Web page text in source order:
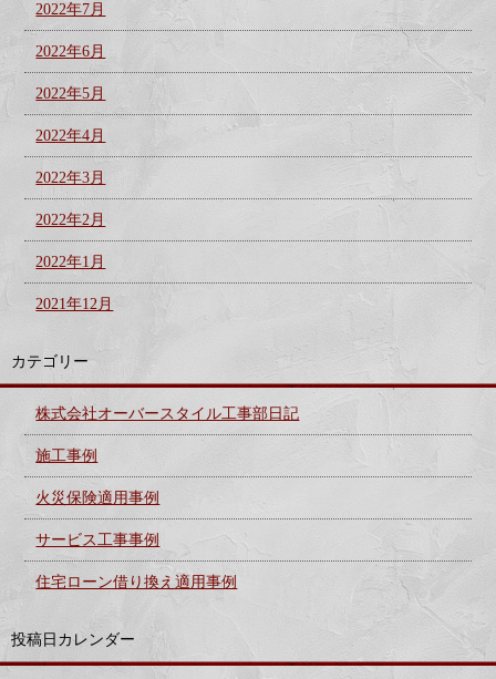
2022年7月
2022年6月
2022年5月
2022年4月
2022年3月
2022年2月
2022年1月
2021年12月
カテゴリー
株式会社オーバースタイル工事部日記
施工事例
火災保険適用事例
サービス工事事例
住宅ローン借り換え適用事例
投稿日カレンダー